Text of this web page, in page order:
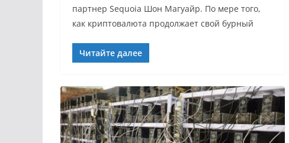
партнер Sequoia Шон Магуайр. По мере того,
как криптовалюта продолжает свой бурный
Читайте далее